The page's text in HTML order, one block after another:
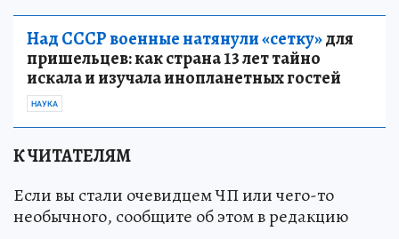
Над СССР военные натянули «сетку»для
пришельцев: как страна 13 лет тайно
искала и изучала инопланетных гостей
НАУКА
К ЧИТАТЕЛЯМ
Если вы стали очевидцем ЧП или чего-то
необычного, сообщите об этом в редакцию